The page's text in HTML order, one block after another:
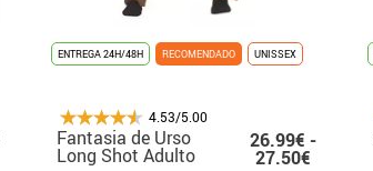
ENTREGA 24H/48H RECOMENDADO UNISSEX
4.53/5.00
Fantasia de Urso
Long Shot Adulto
26.99€ -
27.50€